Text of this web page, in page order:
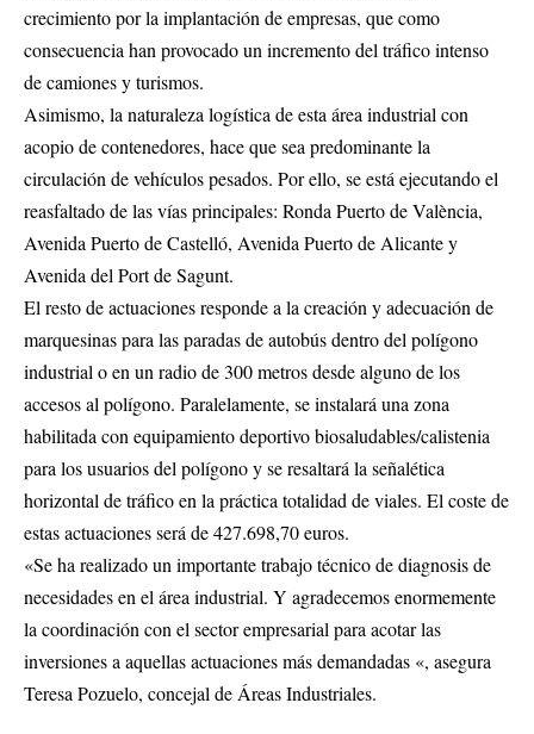
crecimiento por la implantación de empresas, que como
consecuencia han provocado un incremento del tráfico intenso
de camiones y turismos.
Asimismo, la naturaleza logística de esta área industrial con
acopio de contenedores, hace que sea predominante la
circulación de vehículos pesados. Por ello, se está ejecutando el
reasfaltado de las vías principales: Ronda Puerto de València,
Avenida Puerto de Castelló, Avenida Puerto de Alicante y
Avenida del Port de Sagunt.
El resto de actuaciones responde a la creación y adecuación de
marquesinas para las paradas de autobús dentro del polígono
industrial o en un radio de 300 metros desde alguno de los
accesos al polígono. Paralelamente, se instalará una zona
habilitada con equipamiento deportivo biosaludables/calistenia
para los usuarios del polígono y se resaltará la señalética
horizontal de tráfico en la práctica totalidad de viales. El coste de
estas actuaciones será de 427.698,70 euros.
«Se ha realizado un importante trabajo técnico de diagnosis de
necesidades en el área industrial. Y agradecemos enormemente
la coordinación con el sector empresarial para acotar las
inversiones a aquellas actuaciones más demandadas «, asegura
Teresa Pozuelo, concejal de Áreas Industriales.